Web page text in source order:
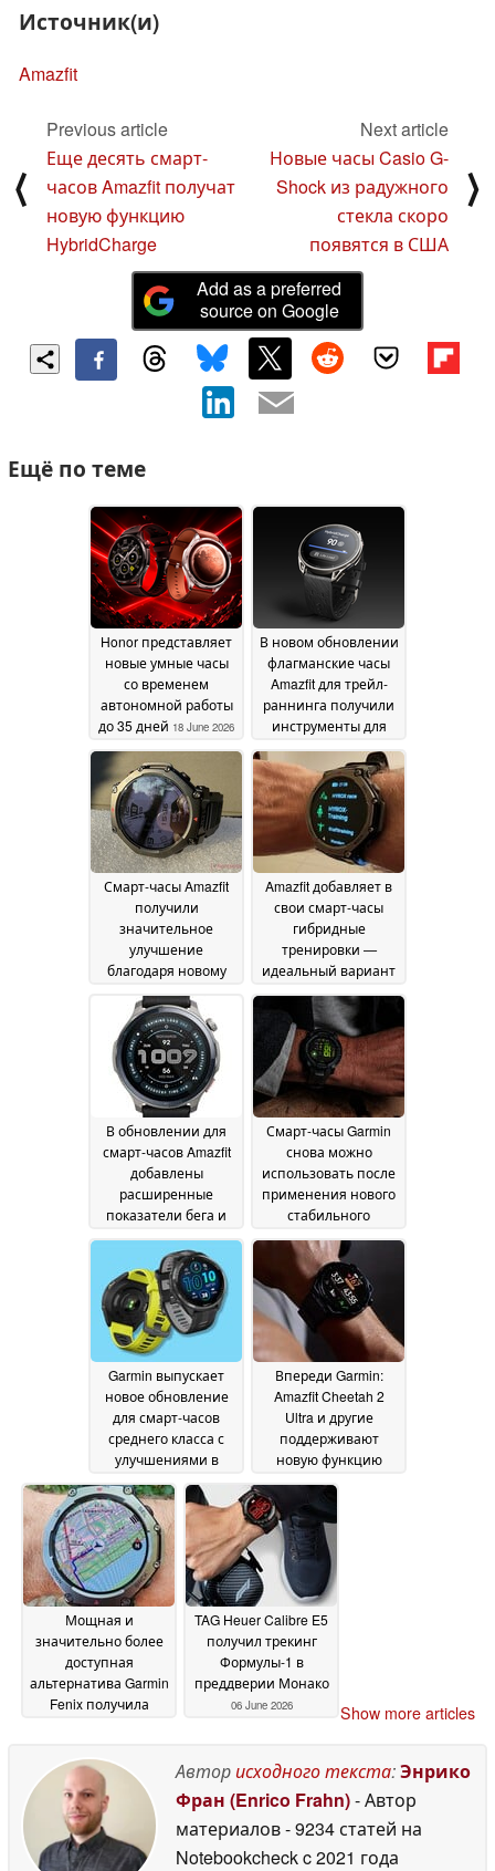
Источник(и)
Amazfit
⟨
Previous article
Еще десять смарт-
часов Amazfit получат
новую функцию
HybridCharge
Next article
Новые часы Casio G-
Shock из радужного
стекла скоро
появятся в США
⟩
Add as a preferred
source on Google
Ещё по теме
Honor представляет
новые умные часы
со временем
автономной работы
до 35 дней 18 June 2026
В новом обновлении
флагманские часы
Amazfit для трейл-
раннинга получили
инструменты для
усовершенствованный
мониторинг энергии
18 June 2026
Смарт-часы Amazfit
получили
значительное
улучшение
благодаря новому
программного
обеспечения18 June
2026
Amazfit добавляет в
свои смарт-часы
гибридные
тренировки —
идеальный вариант
занимающихся
Hyrox16 June 2026
В обновлении для
смарт-часов Amazfit
добавлены
расширенные
показатели бега и
навигация16 June 2026
Смарт-часы Garmin
снова можно
использовать после
применения нового
стабильного
09 June
2026
Garmin выпускает
новое обновление
для смарт-часов
среднего класса с
улучшениями в
и тренировок09 June
2026
Впереди Garmin:
Amazfit Cheetah 2
Ultra и другие
поддерживают
новую функцию
08 June 2026
Мощная и
значительно более
доступная
альтернатива Garmin
Fenix получила
TAG Heuer Calibre E5
получил трекинг
Формулы-1 в
преддверии Монако
06 June 2026 Show more articles
Авторисходного текста:Энрико
Фран (Enrico Frahn)- Автор
материалов- 9234 статей на
Notebookcheckc 2021 года